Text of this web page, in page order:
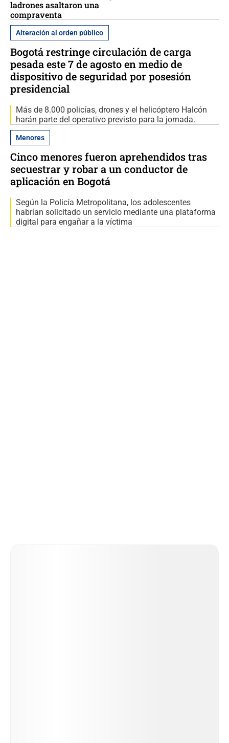
ladrones asaltaron una
compraventa
Alteración al orden público
Bogotá restringe circulación de carga
pesada este 7 de agosto en medio de
dispositivo de seguridad por posesión
presidencial
Más de 8.000 policías, drones y el helicóptero Halcón
harán parte del operativo previsto para la jornada.
Menores
Cinco menores fueron aprehendidos tras
secuestrar y robar a un conductor de
aplicación en Bogotá
Según la Policía Metropolitana, los adolescentes
habrían solicitado un servicio mediante una plataforma
digital para engañar a la víctima